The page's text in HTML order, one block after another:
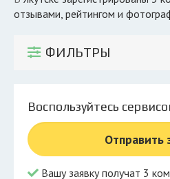
Компании
Экоблог
© 2026 Все права защищены
отзывами, рейтингом и
ФИЛЬТРЫ
Воспользуйтесь
Отправить
Вашу заявку получат 3